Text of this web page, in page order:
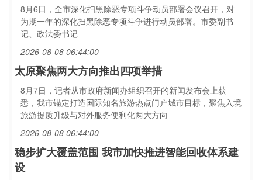
8月6日，全市深化扫黑除恶专项斗争动员部署会议召开，对
为期一年的深化扫黑除恶专项斗争进行动员部署。市委副书
记、政法委书记
2026-08-08 06:44:00
太原聚焦两大方向推出四项举措
8月7日，记者从市政府新闻办组织召开的新闻发布会上获
悉，我市锚定打造国际知名旅游热点门户城市目标，聚焦入境
旅游提质升级与对外服务便利化两大方向
2026-08-08 06:44:00
稳步扩大覆盖范围 我市加快推进智能回收体系建
设